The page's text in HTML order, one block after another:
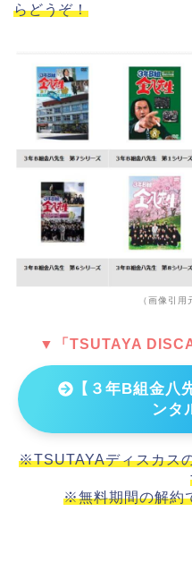
らどうぞ！
（画像引用
▼「TSUTAYA
【３年B組金八
ンタ
※TSUTAYAディスカス
※無料期間の解約